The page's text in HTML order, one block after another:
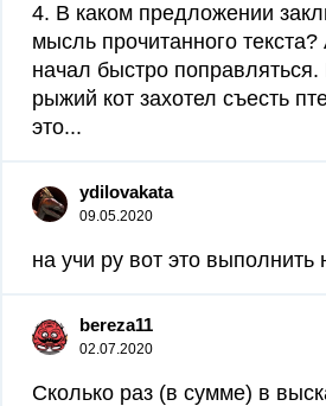
4. В каком предложении
мысль прочитанного
начал быстро
рыжий кот захотел съесть
это...
ydilovakata
09.05.2020
на учи ру вот это выполнить
bereza11
02.07.2020
Сколько раз (в сумме) в